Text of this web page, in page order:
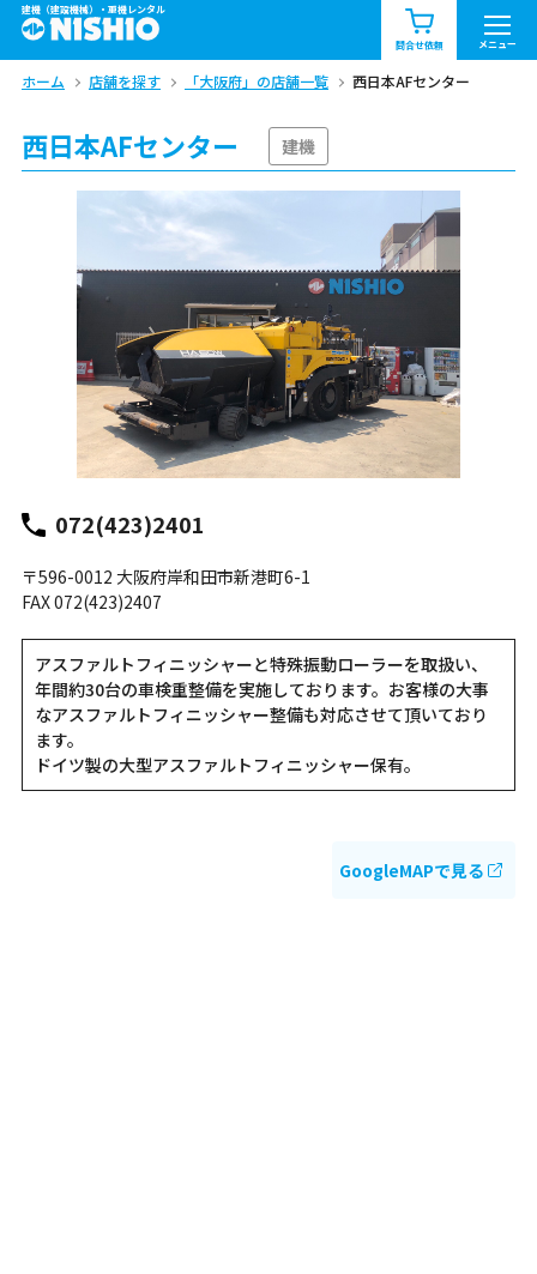
建機（建設機械）・重機レンタル
問合せ依頼 メニュー
商品一覧 お知らせ一覧
問合せ依頼リスト お問合せ
エリア情報を見る
北海道 東北 関東
中部 関西 中国・四国
九州・沖縄（外部）
ホーム 店舗を探す 「大阪府」の店舗一覧 西日本AFセンター
西日本AFセンター 建機
072(423)2401
〒596-0012 大阪府岸和田市新港町6-1
FAX 072(423)2407
アスファルトフィニッシャーと特殊振動ローラーを取扱い、
年間約30台の車検重整備を実施しております。お客様の大事
なアスファルトフィニッシャー整備も対応させて頂いており
ます。
ドイツ製の大型アスファルトフィニッシャー保有。
GoogleMAPで見る